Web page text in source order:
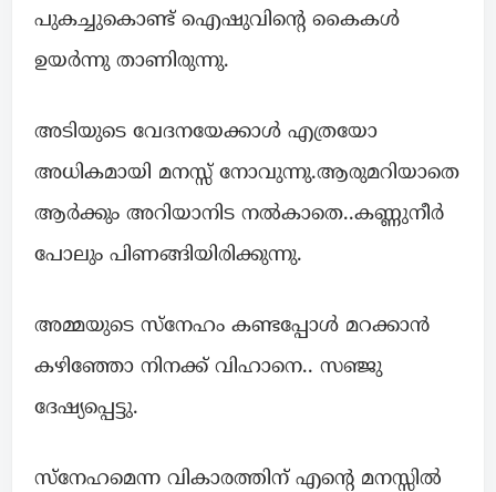
പുകച്ചുകൊണ്ട് ഐഷുവിന്റെ കൈകൾ
ഉയർന്നു താണിരുന്നു.
അടിയുടെ വേദനയേക്കാൾ എത്രയോ
അധികമായി മനസ്സ് നോവുന്നു.ആരുമറിയാതെ
ആർക്കും അറിയാനിട നൽകാതെ..കണ്ണുനീർ
പോലും പിണങ്ങിയിരിക്കുന്നു.
അമ്മയുടെ സ്നേഹം കണ്ടപ്പോൾ മറക്കാൻ
കഴിഞ്ഞോ നിനക്ക് വിഹാനെ.. സഞ്ജു
ദേഷ്യപ്പെട്ടു.
സ്നേഹമെന്ന വികാരത്തിന് എന്റെ മനസ്സിൽ